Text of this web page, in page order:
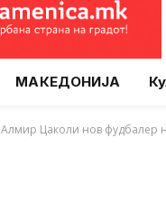
МАКЕДОНИЈА
Алмир Цаколи нов фудбалер